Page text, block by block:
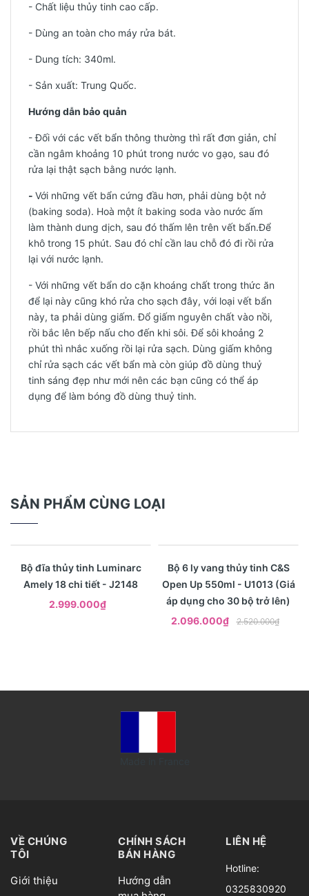
- Chất liệu thủy tinh cao cấp.
- Dùng an toàn cho máy rửa bát.
- Dung tích: 340ml.
- Sản xuất: Trung Quốc.
Hướng dẫn bảo quản
- Đối với các vết bẩn thông thường thì rất đơn giản, chỉ
cần ngâm khoảng 10 phút trong nước vo gạo, sau đó
rửa lại thật sạch bằng nước lạnh.
- Với những vết bẩn cứng đầu hơn, phải dùng bột nở
(baking soda). Hoà một ít baking soda vào nước ấm
làm thành dung dịch, sau đó thấm lên trên vết bẩn.Để
khô trong 15 phút. Sau đó chỉ cần lau chỗ đó đi rồi rửa
lại với nước lạnh.
- Với những vết bẩn do cặn khoáng chất trong thức ăn
để lại này cũng khó rửa cho sạch đây, với loại vết bẩn
này, ta phải dùng giấm. Đổ giấm nguyên chất vào nồi,
rồi bắc lên bếp nấu cho đến khi sôi. Để sôi khoảng 2
phút thì nhắc xuống rồi lại rửa sạch. Dùng giấm không
chỉ rửa sạch các vết bẩn mà còn giúp đồ dùng thuỷ
tinh sáng đẹp như mới nên các bạn cũng có thể áp
dụng để làm bóng đồ dùng thuỷ tinh.
SẢN PHẨM CÙNG LOẠI
Xem nhanh
Bộ đĩa thủy tinh Luminarc
Amely 18 chi tiết - J2148
2.999.000₫
Xem nhanh
Bộ 6 ly vang thủy tinh C&S
Open Up 550ml - U1013 (Giá
áp dụng cho 30 bộ trở lên)
2.096.000₫
2.520.000₫
VỀ CHÚNG
TÔI
Giới thiệu
CHÍNH SÁCH
BÁN HÀNG
Hướng dẫn
LIÊN HỆ
Hotline:
0325830920